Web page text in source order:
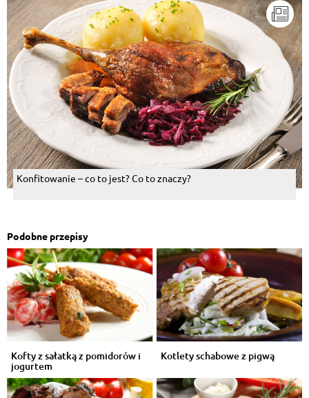
Konfitowanie – co to jest? Co to znaczy?
Podobne przepisy
Kofty z sałatką z pomidorów i
jogurtem
Kotlety schabowe z pigwą